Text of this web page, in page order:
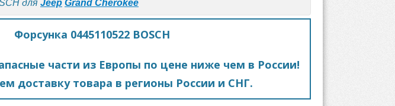
для Jeep Grand Cherokee
Форсунка 0445110522 BOSCH
части из Европы по цене ниже чем в России!
доставку товара в регионы России и СНГ.